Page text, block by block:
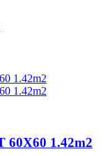
60X60 1.42m2